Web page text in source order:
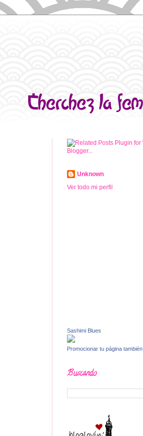
Unknown
Ver todo mi perfil
Sashimi Blues
Promocionar tu página también
Buscando